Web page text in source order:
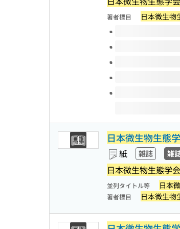
著者標目 日本微生物
このタイトルの巻号
日本微生物生態
紙 雑誌 雑
日本微生物生態学会
並列タイトル等 日本
著者標目 日本微生物